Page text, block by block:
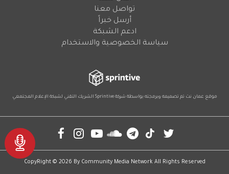
تواصل معنا
أرسل خبراً
ادعم الشبكة
سياسة الخصوصية والاستخدام
موقع عمان نت تم تصميمه وبرمجته بواسطة شركةSprintive الشريك التقني لشبكة الإعلام المجتمعي
CopyRight © 2026 By Community Media Network All Rights Reserved